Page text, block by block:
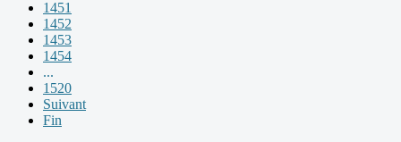
1451
1452
1453
1454
...
1520
Suivant
Fin